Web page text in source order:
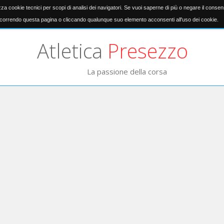
cookie tecnici per scopi di analisi dei navigatori. Se vuoi saperne di più o negare il
questa pagina o cliccando qualunque suo elemento acconsenti all'uso dei cookie.
Atletica Presezzo
La passione della corsa